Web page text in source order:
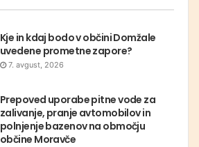
Kje in kdaj bodo v občini Domžale
uvedene prometne zapore?
7. avgust, 2026
Prepoved uporabe pitne vode za
zalivanje, pranje avtomobilov in
polnjenje bazenov na območju
občine Moravče